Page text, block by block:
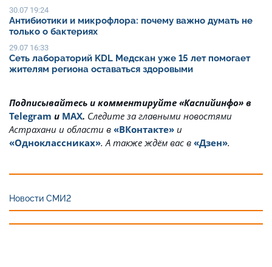
30.07 19:24
Антибиотики и микрофлора: почему важно думать не
только о бактериях
29.07 16:33
Сеть лабораторий KDL Медскан уже 15 лет помогает
жителям региона оставаться здоровыми
Подписывайтесь и комментируйте «Каспийинфо» в
Telegram и MAX. Cледите за главными новостями
Астрахани и области в «ВКонтакте» и
«Одноклассниках». А также ждём вас в «Дзен».
Новости СМИ2